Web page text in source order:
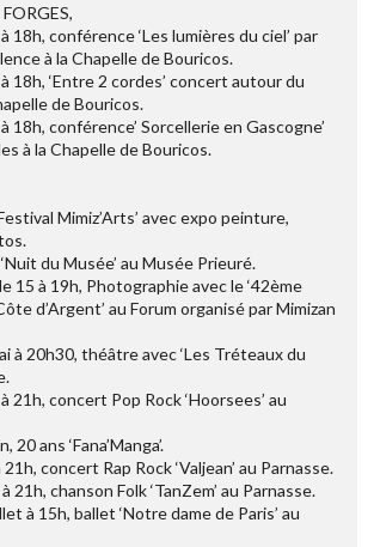
18h, conférence ‘Les lumières du ciel’ par
à la Chapelle de Bouricos.
18h, ‘Entre 2 cordes’ concert autour du
de Bouricos.
18h, conférence’ Sorcellerie en Gascogne’
à la Chapelle de Bouricos.
Mimiz’Arts’ avec expo peinture,
du Musée’ au Musée Prieuré.
15 à 19h, Photographie avec le ‘42ème
d’Argent’ au Forum organisé par Mimizan
à 20h30, théâtre avec ‘Les Tréteaux du
21h, concert Pop Rock ‘Hoorsees’ au
20 ans ‘Fana’Manga’.
concert Rap Rock ‘Valjean’ au Parnasse.
21h, chanson Folk ‘TanZem’ au Parnasse.
à 15h, ballet ‘Notre dame de Paris’ au